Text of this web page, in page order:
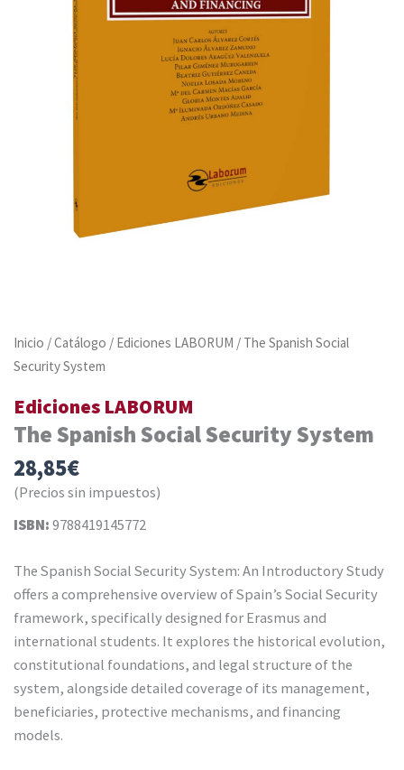
Inicio /Catálogo / Ediciones LABORUM / The Spanish Social
Security System
Ediciones LABORUM
The Spanish Social Security System
28,85€
(Precios sin impuestos)
ISBN: 9788419145772
The Spanish Social Security System: An Introductory Study
offers a comprehensive overview of Spain’s Social Security
framework, specifically designed for Erasmus and
international students. It explores the historical evolution,
constitutional foundations, and legal structure of the
system, alongside detailed coverage of its management,
beneficiaries, protective mechanisms, and financing
models.